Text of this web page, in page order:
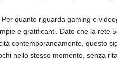
. Per quanto riguarda gaming e
e gratificanti. Dato che la rete
contemporaneamente, questo
nello stesso momento, senza